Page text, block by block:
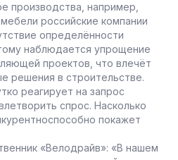
производства, например,
российские компании
определённости
наблюдается упрощение
проектов, что влечёт
решения в строительстве.
реагирует на запрос
спрос. Насколько
покажет
«Велодрайв»: «В нашем